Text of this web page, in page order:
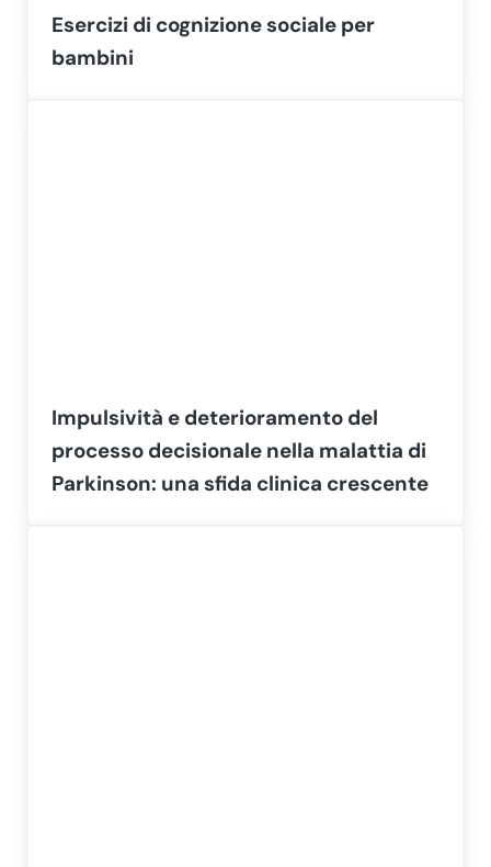
Esercizi di cognizione sociale per
bambini
Impulsività e deterioramento del
processo decisionale nella malattia di
Parkinson: una sfida clinica crescente